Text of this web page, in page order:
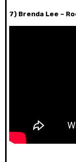
7) Brenda Lee –